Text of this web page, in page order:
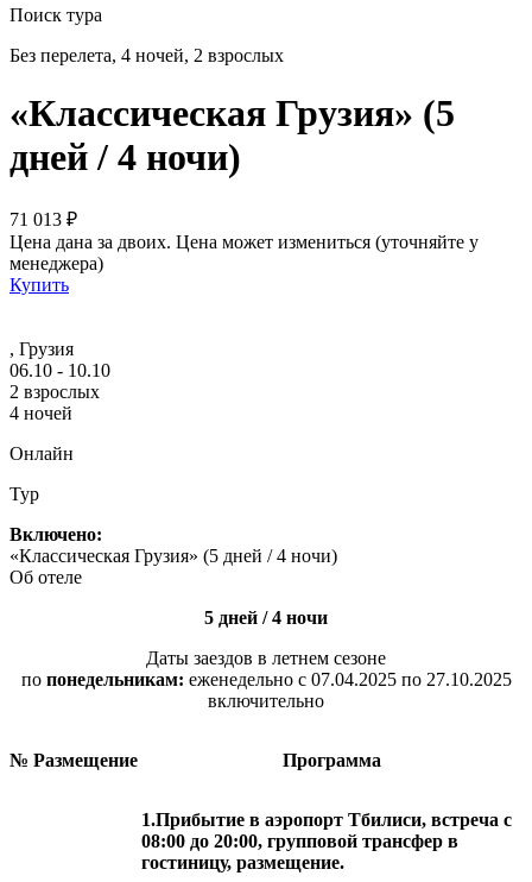
Поиск тура
Без перелета, 4 ночей, 2 взрослых
«Классическая Грузия» (5
дней / 4 ночи)
71 013 ₽
Цена дана за двоих. Цена может измениться (уточняйте у
менеджера)
Купить
, Грузия
06.10 - 10.10
2 взрослых
4 ночей
Онлайн
Тур
Включено:
«Классическая Грузия» (5 дней / 4 ночи)
Об отеле
5 дней / 4 ночи
Даты заездов в летнем сезоне
по понедельникам: еженедельно с 07.04.2025 по 27.10.2025
включительно
№ Размещение Программа
1.Прибытие в аэропорт Тбилиси, встреча с
08:00 до 20:00, групповой трансфер в
гостиницу, размещение.